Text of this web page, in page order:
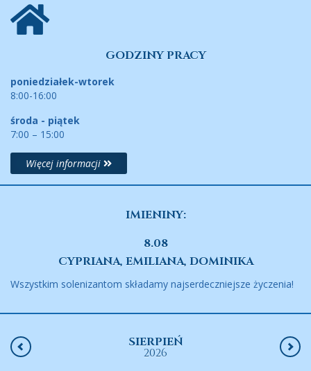
GODZINY PRACY
poniedziałek-wtorek
8:00-16:00
środa - piątek
7:00 – 15:00
Więcej informacji
IMIENINY:
8.08
CYPRIANA, EMILIANA, DOMINIKA
Wszystkim solenizantom składamy najserdeczniejsze życzenia!
SIERPIEŃ
2026